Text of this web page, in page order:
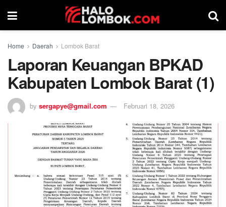
Home Daerah Lombok Barat
Laporan Keuangan BPKAD
Kabupaten Lombok Barat (1)
by sergapye@gmail.com Februari 18, 2026